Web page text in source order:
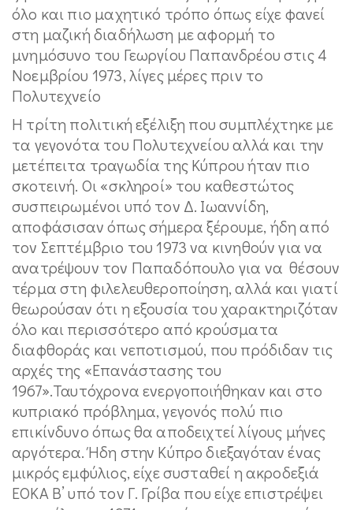
όλο και πιο μαχητικό τρόπο όπως είχε φανεί
στη μαζική διαδήλωση με αφορμή το
μνημόσυνο του Γεωργίου Παπανδρέου στις 4
Νοεμβρίου 1973, λίγες μέρες πριν το
Πολυτεχνείο
Η τρίτη πολιτική εξέλιξη που συμπλέχτηκε με
τα γεγονότα του Πολυτεχνείου αλλά και την
μετέπειτα τραγωδία της Κύπρου ήταν πιο
σκοτεινή. Οι «σκληροί» του καθεστώτος
συσπειρωμένοι υπό τον Δ. Ιωαννίδη,
αποφάσισαν όπως σήμερα ξέρουμε, ήδη από
τον Σεπτέμβριο του 1973 να κινηθούν για να
ανατρέψουν τον Παπαδόπουλο για να θέσουν
τέρμα στη φιλελευθεροποίηση, αλλά και γιατί
θεωρούσαν ότι η εξουσία του χαρακτηριζόταν
όλο και περισσότερο από κρούσματα
διαφθοράς και νεποτισμού, που πρόδιδαν τις
αρχές της «Επανάστασης του
1967».Ταυτόχρονα ενεργοποιήθηκαν και στο
κυπριακό πρόβλημα, γεγονός πολύ πιο
επικίνδυνο όπως θα αποδειχτεί λίγους μήνες
αργότερα. Ήδη στην Κύπρο διεξαγόταν ένας
μικρός εμφύλιος, είχε συσταθεί η ακροδεξιά
ΕΟΚΑ Β’ υπό τον Γ. Γρίβα που είχε επιστρέψει